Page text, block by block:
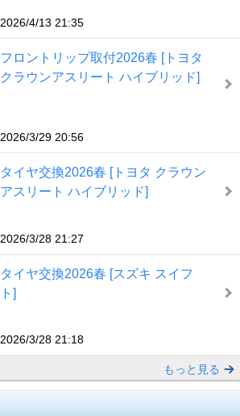
2026/4/13 21:35
フロントリップ取付2026春 [トヨタ
クラウンアスリート ハイブリッド]
2026/3/29 20:56
タイヤ交換2026春 [トヨタ クラウン
アスリート ハイブリッド]
2026/3/28 21:27
タイヤ交換2026春 [スズキ スイフ
ト]
2026/3/28 21:18
もっと見る